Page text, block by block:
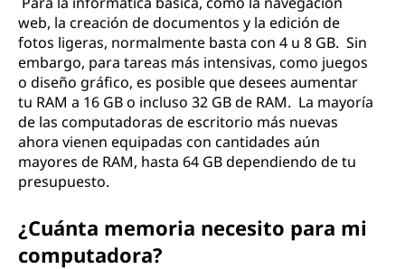
web, la creación de documentos y la edición de
fotos ligeras, normalmente basta con 4 u 8 GB. Sin
embargo, para tareas más intensivas, como juegos
o diseño gráfico, es posible que desees aumentar
tu RAM a 16 GB o incluso 32 GB de RAM. La mayoría
de las computadoras de escritorio más nuevas
ahora vienen equipadas con cantidades aún
mayores de RAM, hasta 64 GB dependiendo de tu
presupuesto.
¿Cuánta memoria necesito para mi
computadora?